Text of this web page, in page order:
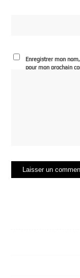
Enregistrer mon
pour mon prochain